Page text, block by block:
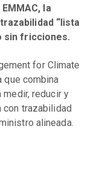
la
“lista
sin fricciones.
for Climate
que combina
reducir y
con trazabilidad
alineada.